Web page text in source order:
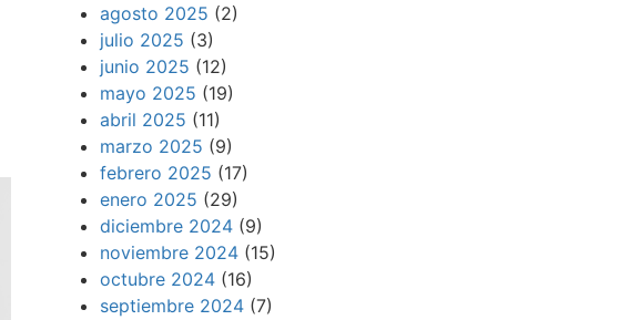
agosto 2025 (2)
julio 2025 (3)
junio 2025 (12)
mayo 2025 (19)
abril 2025 (11)
marzo 2025 (9)
febrero 2025 (17)
enero 2025 (29)
diciembre 2024 (9)
noviembre 2024 (15)
octubre 2024 (16)
septiembre 2024 (7)